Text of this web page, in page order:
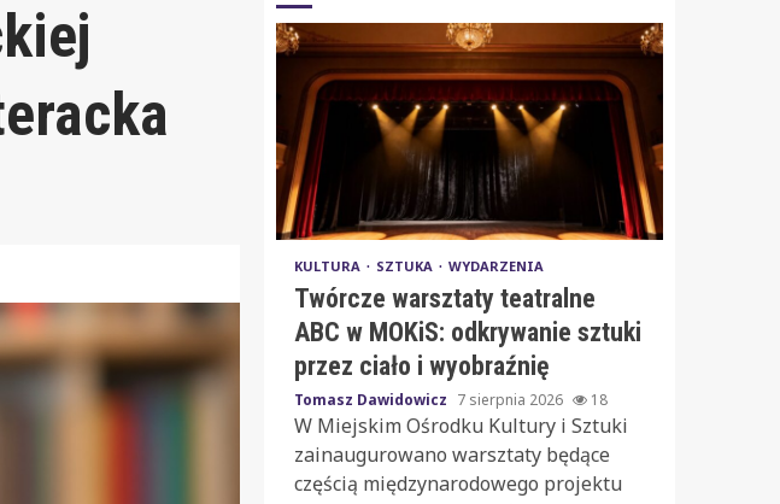
KULTURA SZTUKA WYDARZENIA
Twórcze warsztaty teatralne
ABC w MOKiS: odkrywanie sztuki
przez ciało i wyobraźnię
Tomasz Dawidowicz 7 sierpnia 2026 18
W Miejskim Ośrodku Kultury i Sztuki
zainaugurowano warsztaty będące
częścią międzynarodowego projektu